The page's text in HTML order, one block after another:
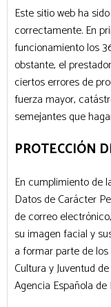
Este sitio web ha
correctamente. En
funcionamiento los
obstante, el
ciertos errores de
fuerza mayor,
semejantes que
PROTECCIÓN
En cumplimiento de
Datos de Carácter
de correo
su imagen facial y
a formar parte de
Cultura y Juventud
Agencia Española